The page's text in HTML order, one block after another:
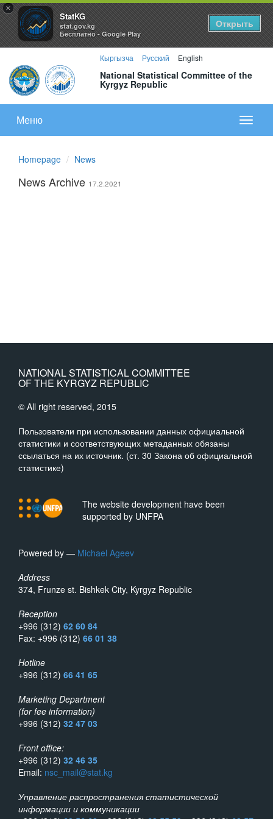
×
StatKG
stat.gov.kg
Бесплатно - Google Play
Открыть
Кыргызча Русский English
National Statistical Committee of the
Kyrgyz Republic
меню
Меню
Homepage News
News Archive 17.2.2021
NATIONAL STATISTICAL COMMITTEE
OF THE KYRGYZ REPUBLIC
© All right reserved, 2015
Пользователи при использовании данных официальной
статистики и соответствующих метаданных обязаны
ссылаться на их источник. (ст. 30 Закона об официальной
статистике)
The website development have been
supported by UNFPA
Powered by — Michael Ageev
Address
374, Frunze st. Bishkek City, Kyrgyz Republic
Reception
+996 (312) 62 60 84
Fax: +996 (312) 66 01 38
Hotline
+996 (312) 66 41 65
Marketing Department
(for fee information)
+996 (312) 32 47 03
Front office:
+996 (312) 32 46 35
Email: nsc_mail@stat.kg
Управление распространения статистической
информации и коммуникации